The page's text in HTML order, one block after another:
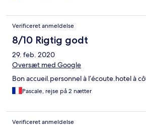
Verificeret anmeldelse
8/10 Rigtig godt
29. feb. 2020
Oversæt med Google
Bon accueil.personnel à l’écoute.hotel à
Pascale, rejse på 2 nætter
Verificeret anmeldelse